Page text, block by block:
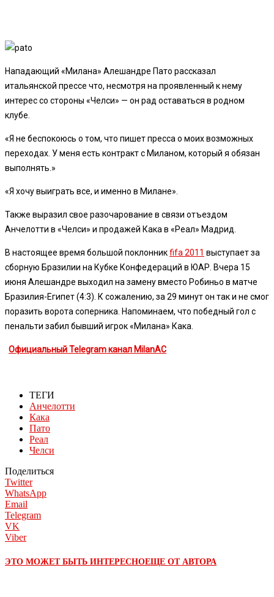
Нападающий «Милана» Алешандре Пато рассказал
итальянской прессе что, несмотря на проявленный к нему
интерес со стороны «Челси» — он рад оставаться в родном
клубе.
«Я не беспокоюсь о том, что пишет пресса о моих возможных
переходах. У меня есть контракт с Миланом, который я обязан
выполнять.»
«Я хочу выиграть все, и именно в Милане».
Также выразил свое разочарование в связи отъездом
Анчелотти в «Челси» и продажей Кака в «Реал» Мадрид.
В настоящее время большой поклонникfifa 2011 выступает за
сборную Бразилии на Кубке Конфедераций в ЮАР. Вчера 15
июня Алешандре выходил на замену вместо Робиньо в матче
Бразилия-Египет (4:3). К сожалению, за 29 минут он так и не смог
поразить ворота соперника. Напоминаем, что победный гол с
пенальти забил бывший игрок «Милана» Кака.
Официальный Telegram канал MilanAC
ТЕГИ
Анчелотти
Кака
Пато
Реал
Челси
Поделиться
Twitter
WhatsApp
Email
Telegram
VK
Viber
ЭТО МОЖЕТ БЫТЬ ИНТЕРЕСНОЕЩЕ ОТ АВТОРА